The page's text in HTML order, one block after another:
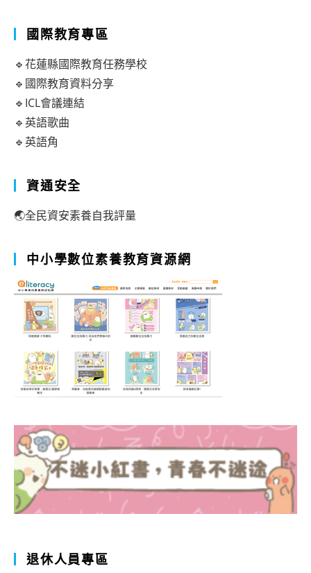
國際教育專區
🔹花蓮縣國際教育任務學校
🔹國際教育資料分享
🔹ICL會議連結
🔹英語歌曲
🔹英語角
資通安全
🌏全民資安素養自我評量
中小學數位素養教育資源網
退休人員專區